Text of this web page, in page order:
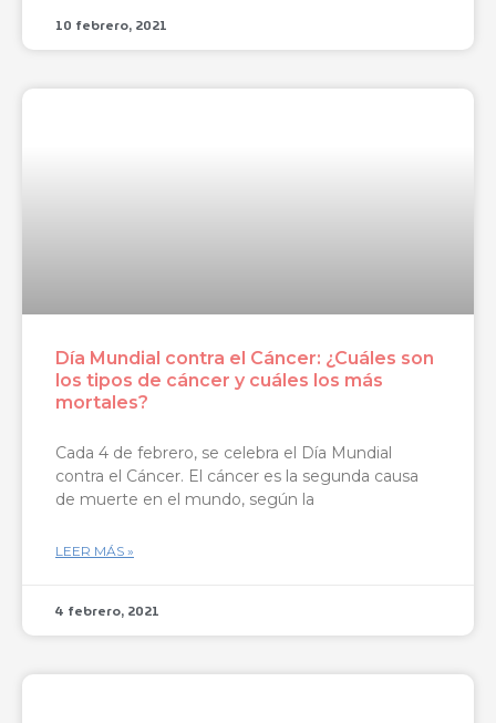
10 febrero, 2021
Día Mundial contra el Cáncer: ¿Cuáles son
los tipos de cáncer y cuáles los más
mortales?
Cada 4 de febrero, se celebra el Día Mundial
contra el Cáncer. El cáncer es la segunda causa
de muerte en el mundo, según la
LEER MÁS »
4 febrero, 2021